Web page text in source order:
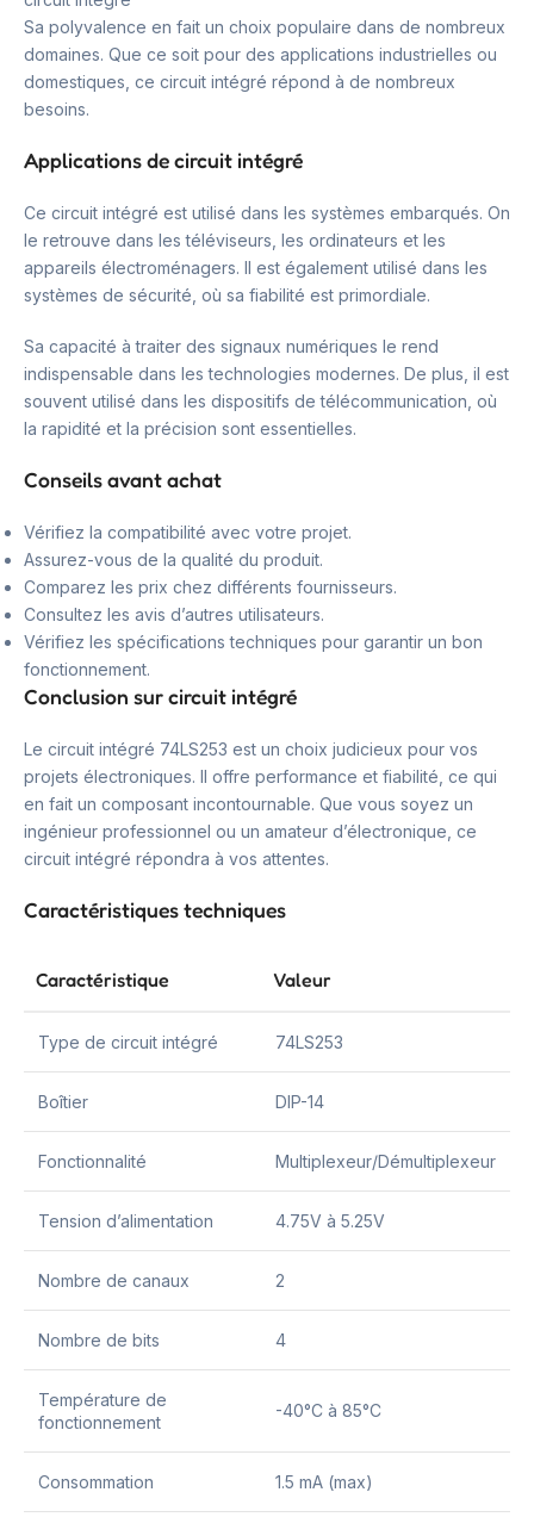
Sa polyvalence en fait un choix populaire dans de nombreux
domaines. Que ce soit pour des applications industrielles ou
domestiques, ce circuit intégré répond à de nombreux
besoins.
Applications de circuit intégré
Ce circuit intégré est utilisé dans les systèmes embarqués. On
le retrouve dans les téléviseurs, les ordinateurs et les
appareils électroménagers. Il est également utilisé dans les
systèmes de sécurité, où sa fiabilité est primordiale.
Sa capacité à traiter des signaux numériques le rend
indispensable dans les technologies modernes. De plus, il est
souvent utilisé dans les dispositifs de télécommunication, où
la rapidité et la précision sont essentielles.
Conseils avant achat
Vérifiez la compatibilité avec votre projet.
Assurez-vous de la qualité du produit.
Comparez les prix chez différents fournisseurs.
Consultez les avis d’autres utilisateurs.
Vérifiez les spécifications techniques pour garantir un bon
fonctionnement.
Conclusion sur circuit intégré
Le circuit intégré 74LS253 est un choix judicieux pour vos
projets électroniques. Il offre performance et fiabilité, ce qui
en fait un composant incontournable. Que vous soyez un
ingénieur professionnel ou un amateur d’électronique, ce
circuit intégré répondra à vos attentes.
Caractéristiques techniques
Caractéristique Valeur
Type de circuit intégré 74LS253
Boîtier DIP-14
Fonctionnalité Multiplexeur/Démultiplexeur
Tension d’alimentation 4.75V à 5.25V
Nombre de canaux 2
Nombre de bits 4
Température de
fonctionnement
-40°C à 85°C
Consommation 1.5 mA (max)